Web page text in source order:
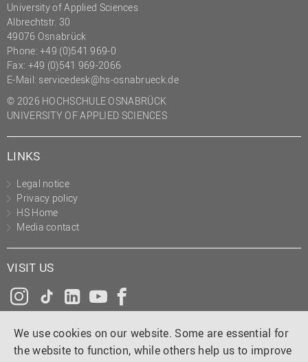
We use cookies on our website. Some are essential for
the website to function, while others help us to improve
University of Applied Sciences
Albrechtstr. 30
49076 Osnabrück
Phone: +49 (0)541 969-0
Fax: +49 (0)541 969-2066
E-Mail: servicedesk@hs-osnabrueck.de
© 2026 HOCHSCHULE OSNABRÜCK
UNIVERSITY OF APPLIED SCIENCES
LINKS
Legal notice
Privacy policy
HS Home
Media contact
VISIT US
Instagram
Tiktok
LinkedInYouTube